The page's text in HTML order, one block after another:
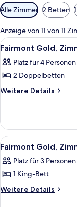
Verfügbare
Filter
für
Zimmer
Alle Zimmer 2 Betten
Anzeige von 11 von 11
Alle
Fotos
für
Fairmont
Gold,
Stadtblick
anzeigen
2
Fairmont Gold,
Platz für 4 Personen
2 Doppelbetten
Weitere Details
Weitere
Gold,
Zimmer,
2 Doppelbetten,
Alle
Fotos
für
Fairmont
Gold,
2
Fairmont Gold,
Platz für 3 Personen
1 King-Bett
Weitere Details
Weitere